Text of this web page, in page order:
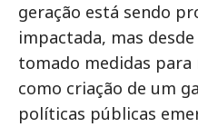
geração está sendo
impactada, mas
tomado medidas
como criação de um
políticas públicas